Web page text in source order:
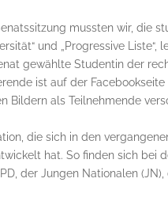
mussten wir, die
und „Progressive Liste“,
gewählte Studentinder
ist auf der Facebookseite
Bildernals Teilnehmende
diesich in den
hat. So finden sich bei
der Jungen Nationalen (JN)